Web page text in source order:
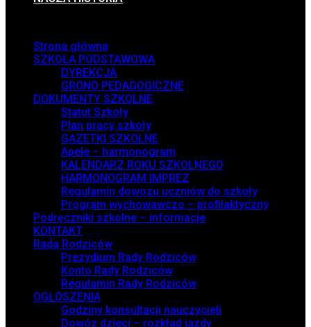
Strona główna
SZKOŁA PODSTAWOWA
DYREKCJA
GRONO PEDAGOGICZNE
DOKUMENTY SZKOLNE
Statut Szkoły
Plan pracy szkoły
GAZETKI SZKOLNE
Apele – harmonogram
KALENDARZ ROKU SZKOLNEGO
HARMONOGRAM IMPREZ
Regulamin dowozu uczniów do szkoły
Program wychowawczo – profilaktyczny
Podręczniki szkolne – informacje
KONTAKT
Rada Rodziców
Prezydium Rady Rodziców
Konto Rady Rodziców
Regulamin Rady Rodziców
OGŁOSZENIA
Godziny konsultacji nauczycieli
Dowóz dzieci – rozkład jazdy